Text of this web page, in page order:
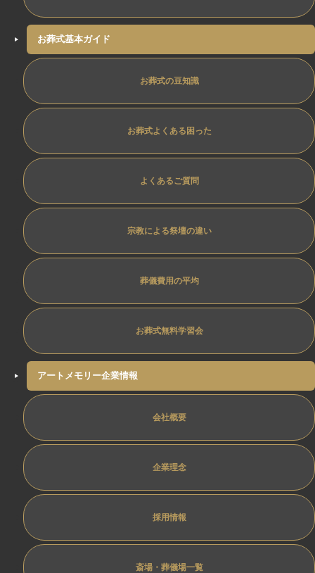
お葬式基本ガイド
お葬式の豆知識
お葬式よくある困った
よくあるご質問
宗教による祭壇の違い
葬儀費用の平均
お葬式無料学習会
アートメモリー企業情報
会社概要
企業理念
採用情報
斎場・葬儀場一覧